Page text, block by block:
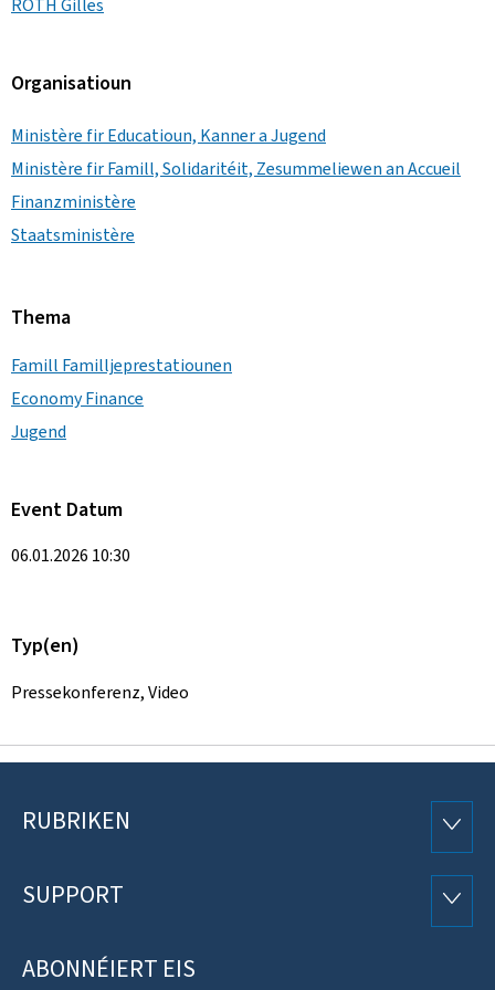
ROTH Gilles
Organisatioun
Ministère fir Educatioun, Kanner a Jugend
Ministère fir Famill, Solidaritéit, Zesummeliewen an Accueil
Finanzministère
Staatsministère
Thema
Famill Familljeprestatiounen
Economy Finance
Jugend
Event Datum
06.01.2026 10:30
Typ(en)
Pressekonferenz, Video
Fousszeil
RUBRIKEN
SUPPORT
ABONNÉIERT EIS